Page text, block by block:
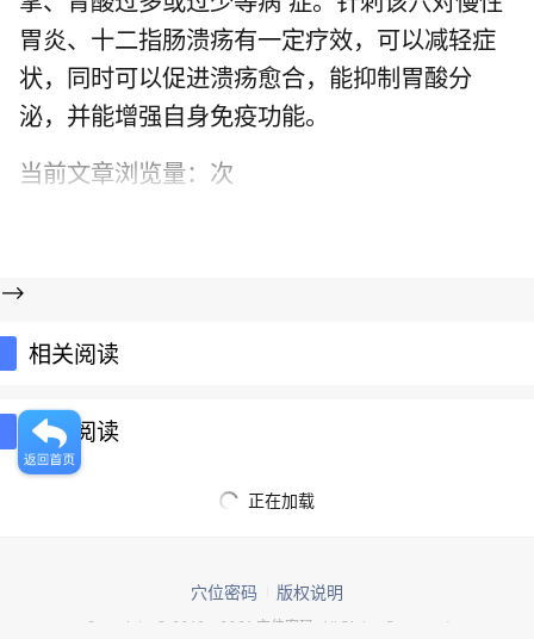
胃炎、十二指肠溃疡有一定疗效，可以减轻症
状，同时可以促进溃疡愈合，能抑制胃酸分
泌，并能增强自身免疫功能。
当前文章浏览量： 次
-->
相关阅读
推荐阅读
正在加载
穴位密码 版权说明
Copyright © 2012 - 2021 穴位密码. All Rights Reserved